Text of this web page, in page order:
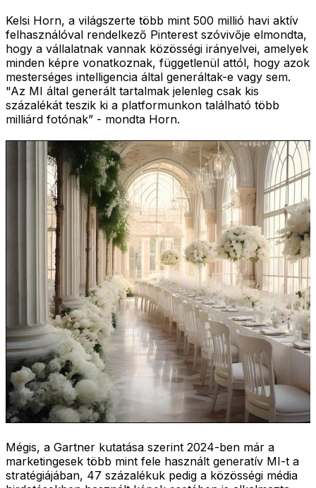
Kelsi Horn, a világszerte több mint 500 millió havi aktív
felhasználóval rendelkező Pinterest szóvivője elmondta,
hogy a vállalatnak vannak közösségi irányelvei, amelyek
minden képre vonatkoznak, függetlenül attól, hogy azok
mesterséges intelligencia által generáltak-e vagy sem.
"Az MI által generált tartalmak jelenleg csak kis
százalékát teszik ki a platformunkon található több
milliárd fotónak” - mondta Horn.
Mégis, a Gartner kutatása szerint 2024-ben már a
marketingesek több mint fele használt generatív MI-t a
stratégiájában, 47 százalékuk pedig a közösségi média